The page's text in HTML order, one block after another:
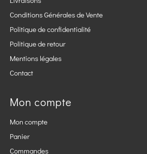
Conditions Générales de Vente
Politique de confidentialité
Politique de retour
Mentions légales
Contact
Mon compte
Mon compte
Panier
Commandes